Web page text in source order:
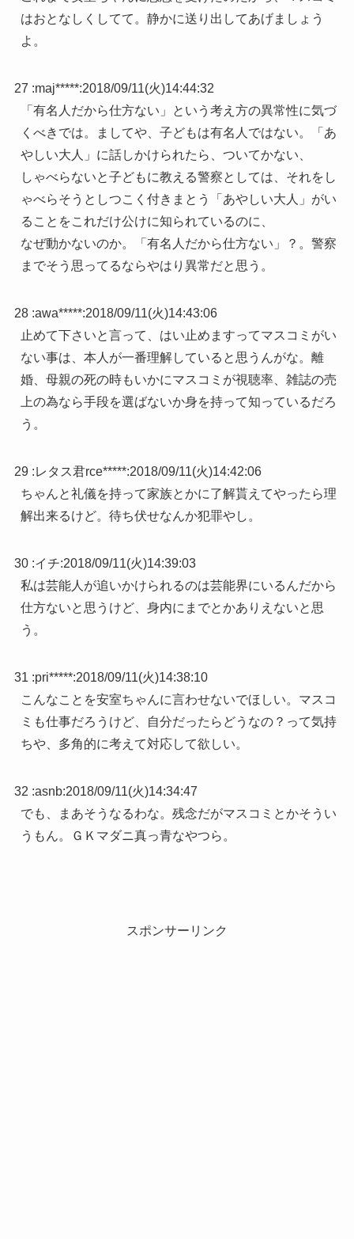
はおとなしくしてて。静かに送り出してあげましょう
よ。
27 :maj*****:2018/09/11(火)14:44:32
「有名人だから仕方ない」という考え方の異常性に気づ
くべきでは。ましてや、子どもは有名人ではない。「あ
やしい大人」に話しかけられたら、ついてかない、
しゃべらないと子どもに教える警察としては、それをし
ゃべらそうとしつこく付きまとう「あやしい大人」がい
ることをこれだけ公けに知られているのに、
なぜ動かないのか。「有名人だから仕方ない」？。警察
までそう思ってるならやはり異常だと思う。
28 :awa*****:2018/09/11(火)14:43:06
止めて下さいと言って、はい止めますってマスコミがい
ない事は、本人が一番理解していると思うんがな。離
婚、母親の死の時もいかにマスコミが視聴率、雑誌の売
上の為なら手段を選ばないか身を持って知っているだろ
う。
29 :レタス君rce*****:2018/09/11(火)14:42:06
ちゃんと礼儀を持って家族とかに了解貰えてやったら理
解出来るけど。待ち伏せなんか犯罪やし。
30 :イチ:2018/09/11(火)14:39:03
私は芸能人が追いかけられるのは芸能界にいるんだから
仕方ないと思うけど、身内にまでとかありえないと思
う。
31 :pri*****:2018/09/11(火)14:38:10
こんなことを安室ちゃんに言わせないでほしい。マスコ
ミも仕事だろうけど、自分だったらどうなの？って気持
ちや、多角的に考えて対応して欲しい。
32 :asnb:2018/09/11(火)14:34:47
でも、まあそうなるわな。残念だがマスコミとかそうい
うもん。ＧＫマダニ真っ青なやつら。
スポンサーリンク